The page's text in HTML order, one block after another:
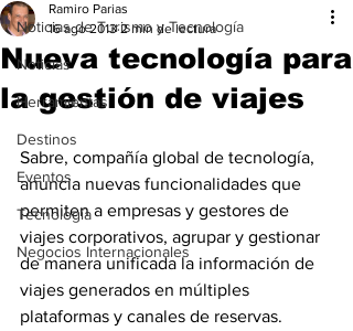
Noticias de Turismo y Tecnología
Noticias
Herramientas
Destinos
Eventos
Tecnología
Negocios Internacionales
Nueva tecnología para
la gestión de viajes
Ramiro Parias
16 ago 2013 2 min de lectura
Sabre, compañía global de tecnología,
anuncia nuevas funcionalidades que
permiten a empresas y gestores de
viajes corporativos, agrupar y gestionar
de manera unificada la información de
viajes generados en múltiples
plataformas y canales de reservas.